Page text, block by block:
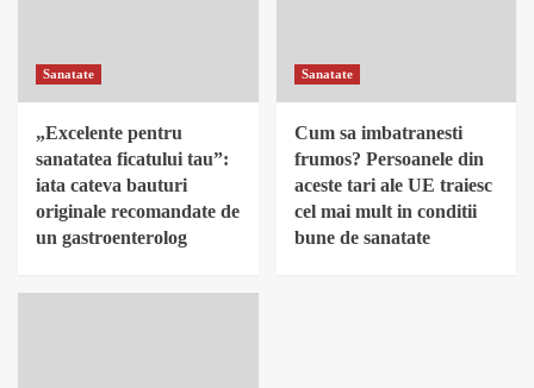
Sanatate
„Excelente pentru
sanatatea ficatului tau”:
iata cateva bauturi
originale recomandate de
un gastroenterolog
Sanatate
Cum sa imbatranesti
frumos? Persoanele din
aceste tari ale UE traiesc
cel mai mult in conditii
bune de sanatate